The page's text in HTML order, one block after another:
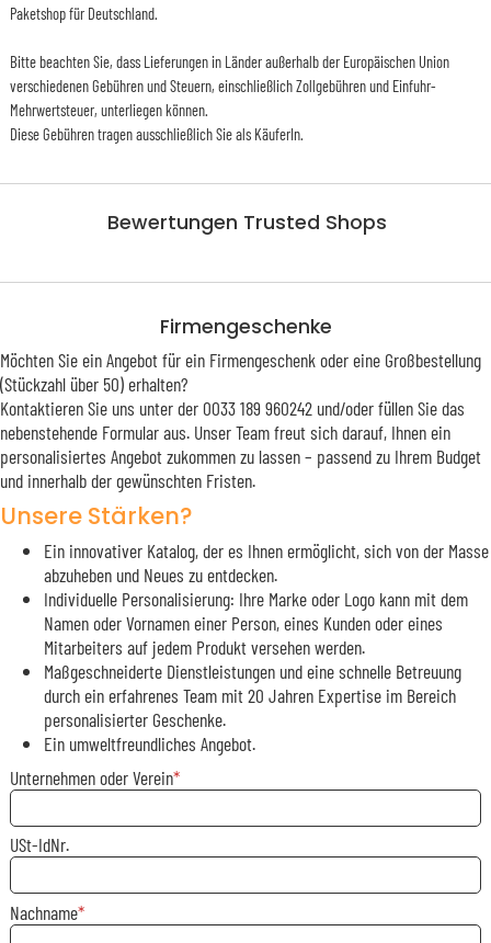
Bewertungen Trusted Shops
Paketshop für Deutschland.
Bitte beachten Sie, dass Lieferungen in Länder außerhalb der Europäischen Union
verschiedenen Gebühren und Steuern, einschließlich Zollgebühren und Einfuhr-
Mehrwertsteuer, unterliegen können.
Diese Gebühren tragen ausschließlich Sie als KäuferIn.
Firmengeschenke
Möchten Sie ein Angebot für ein Firmengeschenk oder eine Großbestellung
(Stückzahl über 50) erhalten?
Kontaktieren Sie uns unter der 0033 189 960242 und/oder füllen Sie das
nebenstehende Formular aus. Unser Team freut sich darauf, Ihnen ein
personalisiertes Angebot zukommen zu lassen – passend zu Ihrem Budget
und innerhalb der gewünschten Fristen.
Unsere Stärken?
Ein innovativer Katalog, der es Ihnen ermöglicht, sich von der Masse
abzuheben und Neues zu entdecken.
Individuelle Personalisierung: Ihre Marke oder Logo kann mit dem
Namen oder Vornamen einer Person, eines Kunden oder eines
Mitarbeiters auf jedem Produkt versehen werden.
Maßgeschneiderte Dienstleistungen und eine schnelle Betreuung
durch ein erfahrenes Team mit 20 Jahren Expertise im Bereich
personalisierter Geschenke.
Ein umweltfreundliches Angebot.
Unternehmen oder Verein
USt-IdNr.
Nachname